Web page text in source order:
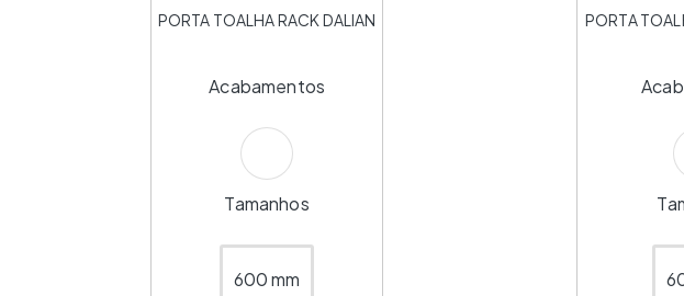
PORTA TOALHA RACK DALIAN
Acabamentos
Tamanhos
600 mm
PORTA